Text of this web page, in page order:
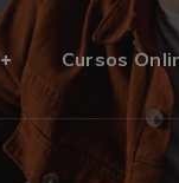
Cursos